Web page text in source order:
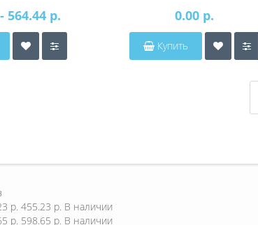
564.44 р. 0.00 р.
Купить
р. 455.23 р. В наличии
р. 598.65 р. В наличии